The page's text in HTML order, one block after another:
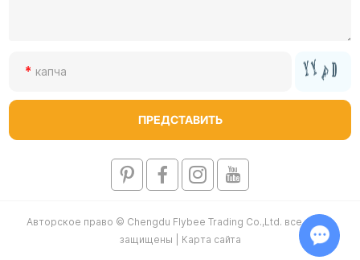
Авторское право © Chengdu Flybee Trading Co.,Ltd. все права
защищены | Карта сайта